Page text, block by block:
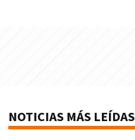
NOTICIAS MÁS LEÍDAS